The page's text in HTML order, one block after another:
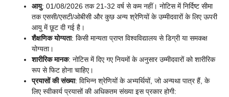
आयु: 01/08/2026 तक 21-32 वर्ष से कम नहीं। नोटिस में निर्दिष्ट सीमा
तक एससी/एसटी/ओबीसी और कुछ अन्य श्रेणियों के उम्मीदवारों के लिए ऊपरी
आयु में छूट दी गई है।
शैक्षणिक योग्यता: किसी मान्यता प्राप्त विश्वविद्यालय से डिग्री या समकक्ष
योग्यता।
शारीरिक मानक: नोटिस में दिए गए नियमों के अनुसार उम्मीदवारों को शारीरिक
रूप से फिट होना चाहिए।
प्रयासों की संख्या: विभिन्न श्रेणियों के अभ्यर्थियों, जो अन्यथा पात्र हैं, के
लिए स्वीकार्य प्रयासों की अधिकतम संख्या इस प्रकार होगी: